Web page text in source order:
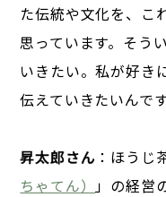
た伝統や文化を、こ
思っています。そう
いきたい。私が好き
伝えていきたいんです
昇太郎さん ：ほうじ
ちゃてん）
」の経営